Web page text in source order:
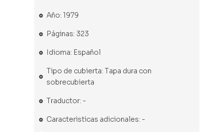
Año: 1979
Páginas: 323
Idioma: Español
Tipo de cubierta: Tapa dura con
sobrecubierta
Traductor: -
Caracteristicas adicionales: -